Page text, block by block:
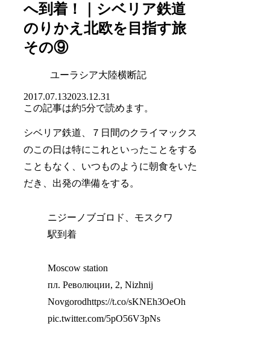
へ到着！｜シベリア鉄道
のりかえ北欧を目指す旅
その⑨
ユーラシア大陸横断記
2017.07.132023.12.31
この記事は約5分で読めます。
シベリア鉄道、７日間のクライマックス
のこの日は特にこれといったことをする
こともなく、いつものように朝食をいた
だき、出発の準備をする。
ニジーノブゴロド、モスクワ
駅到着
Moscow station
пл. Революции, 2, Nizhnij
Novgorodhttps://t.co/sKNEh3OeOh
pic.twitter.com/5pO56V3pNs